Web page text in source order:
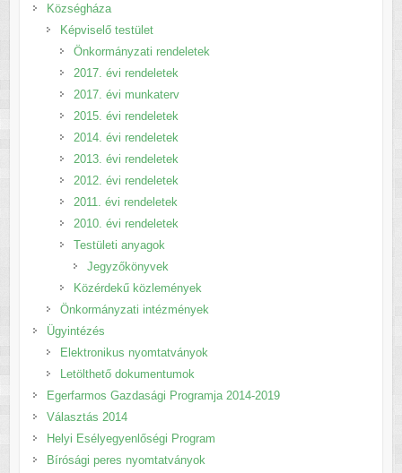
Községháza
Képviselő testület
Önkormányzati rendeletek
2017. évi rendeletek
2017. évi munkaterv
2015. évi rendeletek
2014. évi rendeletek
2013. évi rendeletek
2012. évi rendeletek
2011. évi rendeletek
2010. évi rendeletek
Testületi anyagok
Jegyzőkönyvek
Közérdekű közlemények
Önkormányzati intézmények
Ügyintézés
Elektronikus nyomtatványok
Letölthető dokumentumok
Egerfarmos Gazdasági Programja 2014-2019
Választás 2014
Helyi Esélyegyenlőségi Program
Bírósági peres nyomtatványok